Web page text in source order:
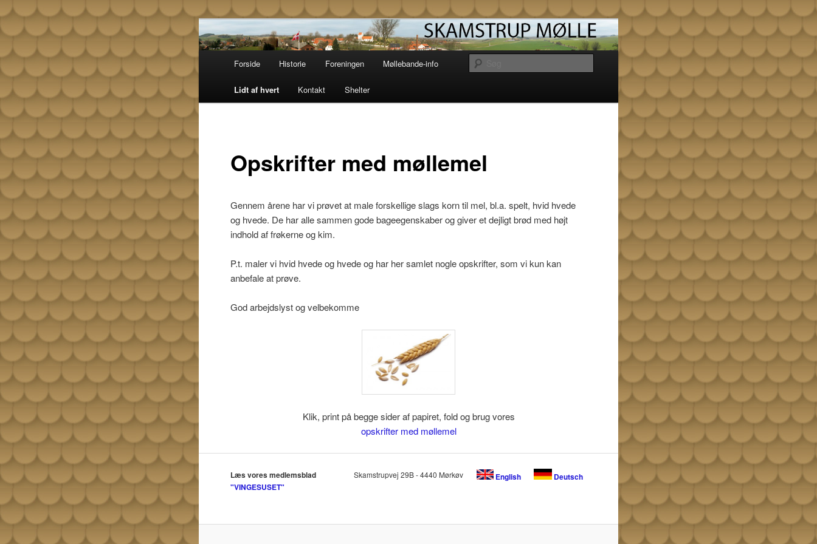
primært
indhold
Skamstrup Mølle
Skamstrup Møllelaug driver og vedligeholder den gamle
vindmølle i Skamstrup på vestsjælland. Læs her om
møllens historie og mekanik eller book en overnatning
med en helt unik solopgang i en af vores shelters.
Forside Historie Foreningen Møllebande-info
Lidt af hvert Kontakt Shelter
Opskrifter med møllemel
Gennem årene har vi prøvet at male forskellige slags korn til mel, bl.a. spelt, hvid hvede
og hvede. De har alle sammen gode bageegenskaber og giver et dejligt brød med højt
indhold af frøkerne og kim.
P.t. maler vi hvid hvede og hvede og har her samlet nogle opskrifter, som vi kun kan
anbefale at prøve.
God arbejdslyst og velbekomme
Klik, print på begge sider af papiret, fold og brug vores
opskrifter med møllemel
Læs vores medlemsblad
"VINGESUSET"
Skamstrupvej 29B - 4440 Mørkøv English Deutsch